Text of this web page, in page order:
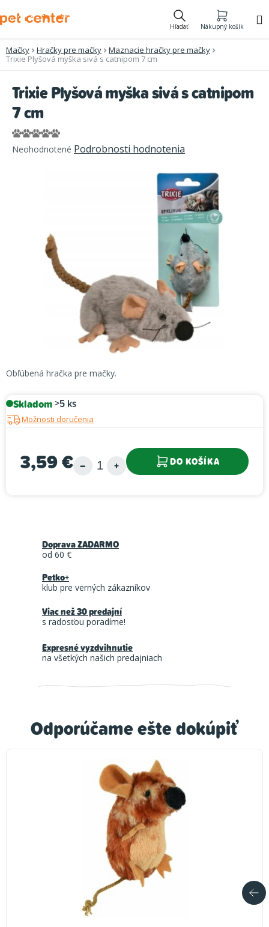
na
Hľadať Nákupný košík
Mačky Hračky pre mačky
Maznacie hračky pre mačky
Trixie Plyšová myška sivá s catnipom 7 cm
Obľúbená hračka pre mačky.
Skladom>5 ks
Možnosti doručenia
3,59 € DO KOŠÍKA
Trixie Plyšová myška sivá s catnipom
7 cm
Priemerné
hodnotenie
hviezdičiek.
Neohodnotené Podrobnosti hodnotenia
Odporúčame ešte dokúpiť
Doprava ZADARMO
od 60 €
Petko+
klub pre verných zákazníkov
Viac než 30 predajní
s radosťou poradíme!
Expresné vyzdvihnutie
na všetkých našich predajniach